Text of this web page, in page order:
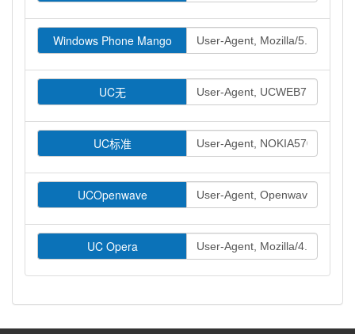
Windows Phone Mango
UC无
UC标准
UCOpenwave
UC Opera